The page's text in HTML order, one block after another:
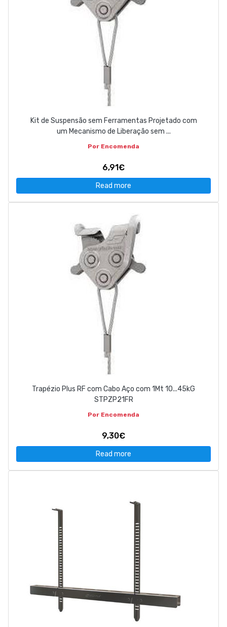
Kit de Suspensão sem Ferramentas Projetado com
um Mecanismo de Liberação sem ...
Por Encomenda
6,91€
Read more
Trapézio Plus RF com Cabo Aço com 1Mt 10...45kG
STPZP21FR
Por Encomenda
9,30€
Read more